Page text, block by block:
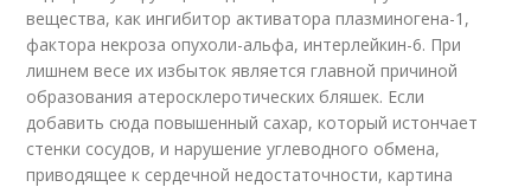
вещества, как ингибитор активатора плазминогена-1,
фактора некроза опухоли-альфа, интерлейкин-6. При
лишнем весе их избыток является главной причиной
образования атеросклеротических бляшек. Если
добавить сюда повышенный сахар, который истончает
стенки сосудов, и нарушение углеводного обмена,
приводящее к сердечной недостаточности, картина